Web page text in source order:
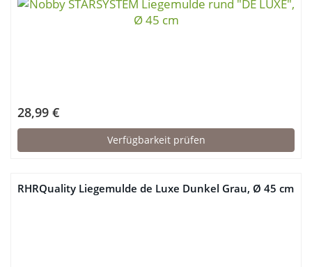
28,99 €
Verfügbarkeit prüfen
RHRQuality Liegemulde de Luxe Dunkel Grau, Ø 45 cm